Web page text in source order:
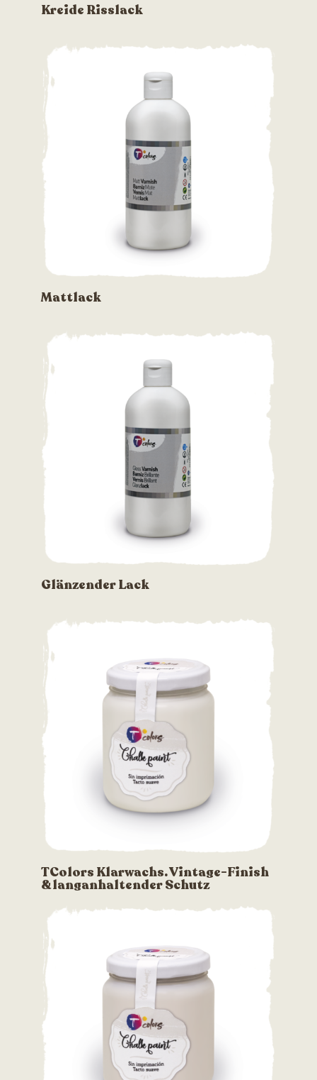
Kreide Risslack
Mattlack
Glänzender Lack
TColors Klarwachs. Vintage-Finish
& langanhaltender Schutz